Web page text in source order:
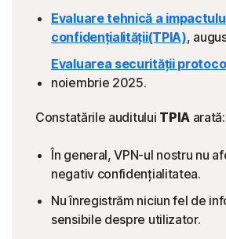
Evaluare tehnică a
confidențialității(TPIA),
Evaluarea securității
noiembrie 2025.
Constatările auditului TPIAarată:
În general, VPN-ul nostru nu
negativ confidențialitatea.
Nu înregistrăm niciun fel de
sensibile despre utilizator.